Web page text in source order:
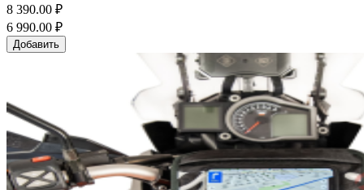
8 390.00 ₽
6 990.00 ₽
Добавить